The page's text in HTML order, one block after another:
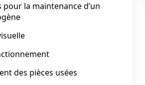
pour la maintenance d’un
des pièces usées